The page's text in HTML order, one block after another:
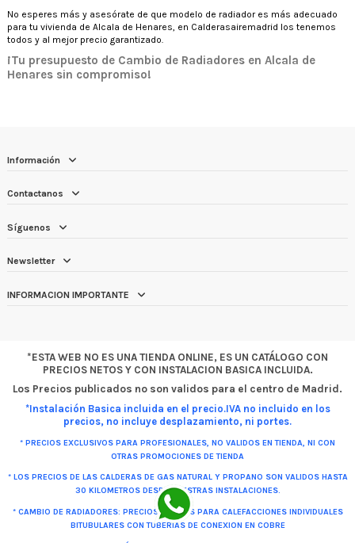
No esperes más y asesórate de que modelo de radiador es más adecuado
para tu vivienda de Alcala de Henares, en Calderasairemadrid los tenemos
todos y al mejor precio garantizado.
¡Tu presupuesto de Cambio de Radiadores en Alcala de
Henares sin compromiso!
Información
Contactanos
Síguenos
Newsletter
INFORMACION IMPORTANTE
*ESTA WEB NO ES UNA TIENDA ONLINE, ES UN CATÁLOGO CON
PRECIOS NETOS Y CON INSTALACION BASICA INCLUIDA.
Los Precios publicados no son validos para el centro de Madrid.
*Instalación Basica incluida en el precio.IVA no incluido en los
precios, no incluye desplazamiento, ni portes.
* PRECIOS EXCLUSIVOS PARA PROFESIONALES, NO VALIDOS EN TIENDA, NI CON
OTRAS PROMOCIONES DE TIENDA
* LOS PRECIOS DE LAS CALDERAS DE GAS NATURAL Y PROPANO SON VALIDOS HASTA
30 KILOMETROS DESDE NUESTRAS INSTALACIONES.
* CAMBIO DE RADIADORES: PRECIOS VALIDOS PARA CALEFACCIONES INDIVIDUALES
BITUBULARES CON TUBERIAS DE CONEXION EN COBRE